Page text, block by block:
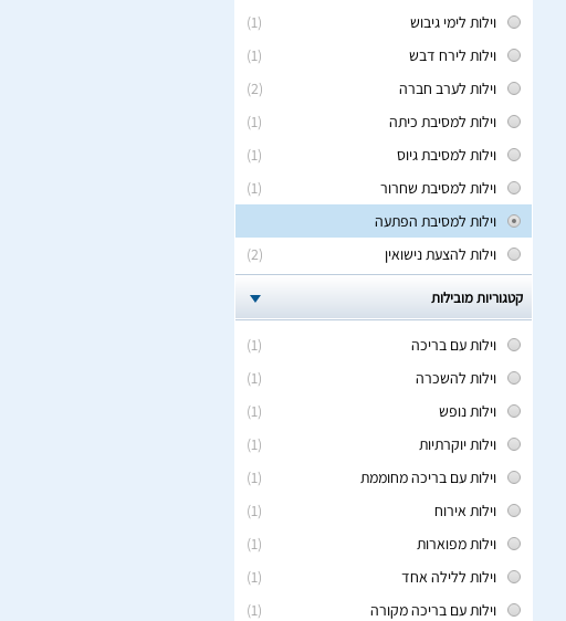
(1)
וילות לימי גיבוש
(1)
וילות לירח דבש
(2)
וילות לערב חברה
(1)
וילות למסיבת כיתה
(1)
וילות למסיבת גיוס
(1)
וילות למסיבת שחרור
וילות למסיבת הפתעה
(2)
וילות להצעת נישואין
קטגוריות מובילות
(1)
וילות עם בריכה
(1)
וילות להשכרה
(1)
וילות נופש
(1)
וילות יוקרתיות
(1)
וילות עם בריכה מחוממת
(1)
וילות אירוח
(1)
וילות מפוארות
(1)
וילות ללילה אחד
(1)
וילות עם בריכה מקורה